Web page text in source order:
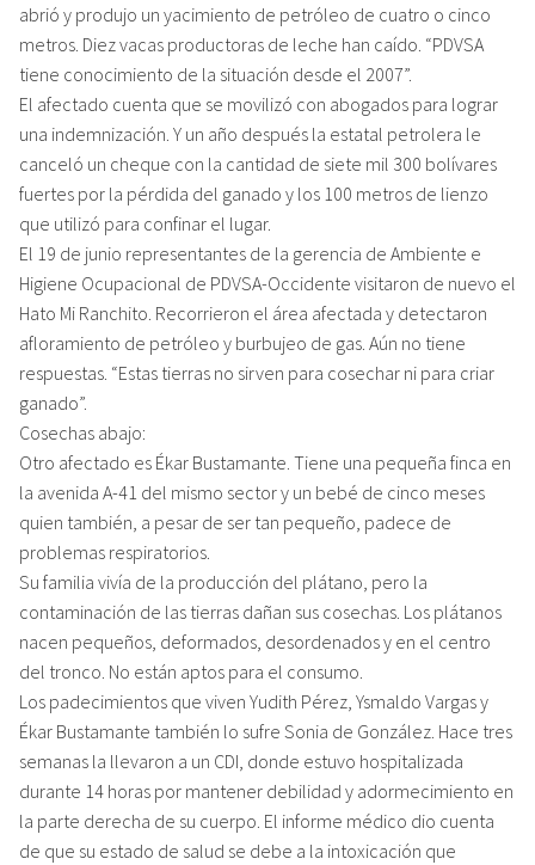
abrió y produjo un yacimiento de petróleo de cuatro o cinco
metros. Diez vacas productoras de leche han caído. “PDVSA
tiene conocimiento de la situación desde el 2007”.
El afectado cuenta que se movilizó con abogados para lograr
una indemnización. Y un año después la estatal petrolera le
canceló un cheque con la cantidad de siete mil 300 bolívares
fuertes por la pérdida del ganado y los 100 metros de lienzo
que utilizó para confinar el lugar.
El 19 de junio representantes de la gerencia de Ambiente e
Higiene Ocupacional de PDVSA-Occidente visitaron de nuevo el
Hato Mi Ranchito. Recorrieron el área afectada y detectaron
afloramiento de petróleo y burbujeo de gas. Aún no tiene
respuestas. “Estas tierras no sirven para cosechar ni para criar
ganado”.
Cosechas abajo:
Otro afectado es Ékar Bustamante. Tiene una pequeña finca en
la avenida A-41 del mismo sector y un bebé de cinco meses
quien también, a pesar de ser tan pequeño, padece de
problemas respiratorios.
Su familia vivía de la producción del plátano, pero la
contaminación de las tierras dañan sus cosechas. Los plátanos
nacen pequeños, deformados, desordenados y en el centro
del tronco. No están aptos para el consumo.
Los padecimientos que viven Yudith Pérez, Ysmaldo Vargas y
Ékar Bustamante también lo sufre Sonia de González. Hace tres
semanas la llevaron a un CDI, donde estuvo hospitalizada
durante 14 horas por mantener debilidad y adormecimiento en
la parte derecha de su cuerpo. El informe médico dio cuenta
de que su estado de salud se debe a la intoxicación que